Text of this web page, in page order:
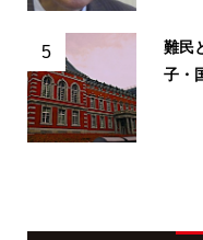
5
難民
子・